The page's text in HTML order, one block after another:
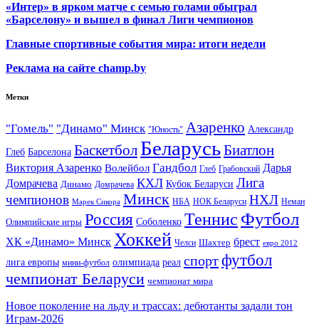
«Интер» в ярком матче с семью голами обыграл
«Барселону» и вышел в финал Лиги чемпионов
Главные спортивные события мира: итоги недели
Реклама на сайте champ.by
Метки
"Гомель" "Динамо" Минск "Юность" Азаренко Александр
Глеб Барселона Баскетбол БеларусьБиатлон
Виктория Азаренко Волейбол Гандбол Глеб Грабовский Дарья
Домрачева Динамо Домрачева КХЛ Кубок Беларуси Лига
чемпионов Марек Сикора Минск НБА НОК Беларуси НХЛ Неман
Олимпийские игры Россия Соболенко Теннис Футбол
ХК «Динамо» Минск Хоккей Челси Шахтер брест евро 2012
лига европы мини-футбол олимпиада реал спортфутбол
чемпионат Беларуси чемпионат мира
Новое поколение на льду и трассах: дебютанты задали тон
Играм-2026